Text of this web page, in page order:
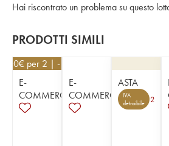
Hai riscontrato un problema su questo
PRODOTTI SIMILI
€ per 2 | - 10%
E-
COMMERCE
E-
COMMERCE
ASTA
IVA
detraibile
2